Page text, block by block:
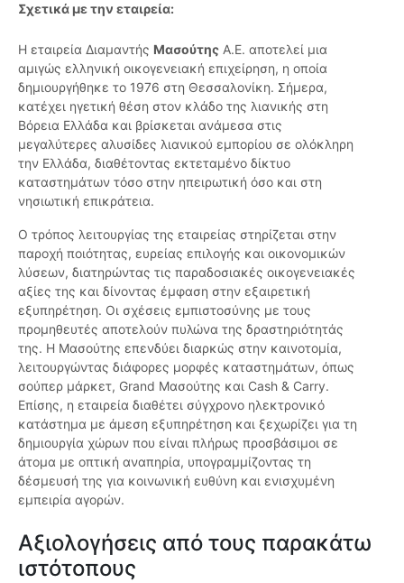
Σχετικά με την εταιρεία:
Η εταιρεία Διαμαντής Μασούτης Α.Ε. αποτελεί μια
αμιγώς ελληνική οικογενειακή επιχείρηση, η οποία
δημιουργήθηκε το 1976 στη Θεσσαλονίκη. Σήμερα,
κατέχει ηγετική θέση στον κλάδο της λιανικής στη
Βόρεια Ελλάδα και βρίσκεται ανάμεσα στις
μεγαλύτερες αλυσίδες λιανικού εμπορίου σε ολόκληρη
την Ελλάδα, διαθέτοντας εκτεταμένο δίκτυο
καταστημάτων τόσο στην ηπειρωτική όσο και στη
νησιωτική επικράτεια.
Ο τρόπος λειτουργίας της εταιρείας στηρίζεται στην
παροχή ποιότητας, ευρείας επιλογής και οικονομικών
λύσεων, διατηρώντας τις παραδοσιακές οικογενειακές
αξίες της και δίνοντας έμφαση στην εξαιρετική
εξυπηρέτηση. Οι σχέσεις εμπιστοσύνης με τους
προμηθευτές αποτελούν πυλώνα της δραστηριότητάς
της. Η Μασούτης επενδύει διαρκώς στην καινοτομία,
λειτουργώντας διάφορες μορφές καταστημάτων, όπως
σούπερ μάρκετ, Grand Μασούτης και Cash & Carry.
Επίσης, η εταιρεία διαθέτει σύγχρονο ηλεκτρονικό
κατάστημα με άμεση εξυπηρέτηση και ξεχωρίζει για τη
δημιουργία χώρων που είναι πλήρως προσβάσιμοι σε
άτομα με οπτική αναπηρία, υπογραμμίζοντας τη
δέσμευσή της για κοινωνική ευθύνη και ενισχυμένη
εμπειρία αγορών.
Αξιολογήσεις από τους παρακάτω
ιστότοπους